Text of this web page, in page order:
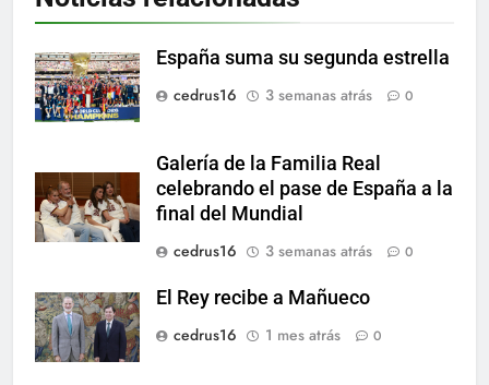
España suma su segunda estrella
cedrus16
3 semanas atrás 0
Galería de la Familia Real
celebrando el pase de España a la
final del Mundial
cedrus16
3 semanas atrás 0
El Rey recibe a Mañueco
cedrus16
1 mes atrás 0